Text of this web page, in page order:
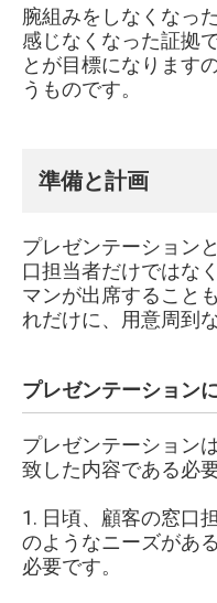
腕組みをしなくなっ
感じなくなった証拠
とが目標になります
うものです。
準備と計画
プレゼンテーション
口担当者だけではな
マンが出席すること
れだけに、用意周到
プレゼンテーション
プレゼンテーション
致した内容である必
1. 日頃、顧客の窓口
のようなニーズがあ
必要です。